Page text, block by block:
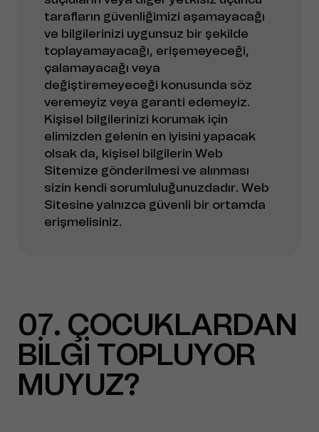
tarafların güvenliğimizi aşamayacağı
ve bilgilerinizi uygunsuz bir şekilde
toplayamayacağı, erişemeyeceği,
çalamayacağı veya
değiştiremeyeceği konusunda söz
veremeyiz veya garanti edemeyiz.
Kişisel bilgilerinizi korumak için
elimizden gelenin en iyisini yapacak
olsak da, kişisel bilgilerin Web
Sitemize gönderilmesi ve alınması
sizin kendi sorumluluğunuzdadır. Web
Sitesine yalnızca güvenli bir ortamda
erişmelisiniz.
07 ÇOCUKLARDAN
BİLGİ TOPLUYOR
MUYUZ?